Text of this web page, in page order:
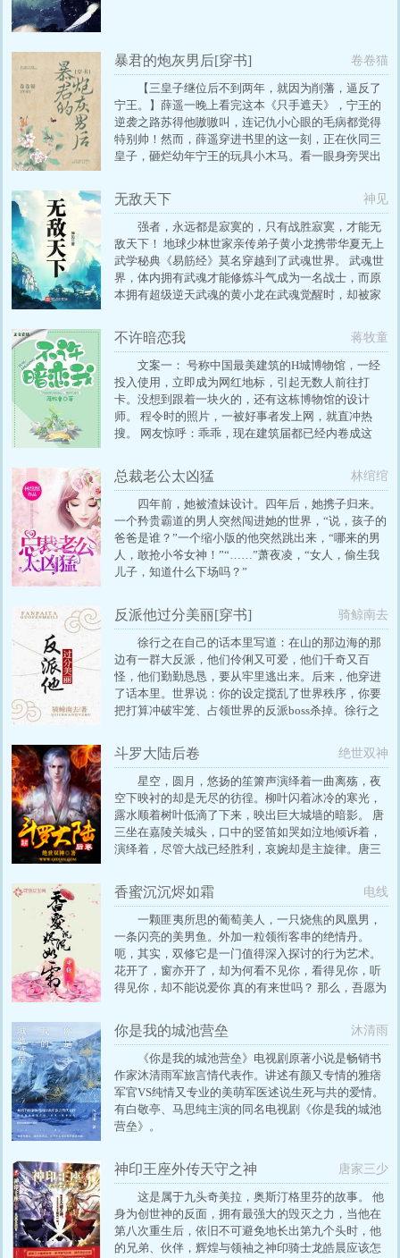
暴君的炮灰男后[穿书] 卷卷猫
【三皇子继位后不到两年，就因为削藩，逼反了
宁王。】薛遥一晚上看完这本《只手遮天》，宁王的
逆袭之路苏得他嗷嗷叫，连记仇小心眼的毛病都觉得
特别帅！然而，薛遥穿进书里的这一刻，正在伙同三
皇子，砸烂幼年宁王的玩具小木马。看一眼身旁哭出
南:①【卖萌日常】【暖心搞笑】【主线任务】为主，
偏群像②龙傲天幼崽饲养守则③十八线炮灰任务洗
白，奖励兑换系统④日常剧情流，只看感情线止步⑤
非全民bl，有位重要配角钢铁直男有老婆⑥【纯架空
不考据】
无敌天下 神见
强者，永远都是寂寞的，只有战胜寂寞，才能无
敌天下！ 地球少林世家亲传弟子黄小龙携带华夏无上
武学秘典《易筋经》莫名穿越到了武魂世界。 武魂世
界，体内拥有武魂才能修炼斗气成为一名战士，而原
本拥有超级逆天武魂的黄小龙在武魂觉醒时，却被家
武魂的黄小龙却一次又一次展露惊人天赋，一次又一
次击败所谓的超级天才，一次又一次让家族和整个武
魂世界震惊！
不许暗恋我 蒋牧童
文案一： 号称中国最美建筑的H城博物馆，一经
投入使用，立即成为网红地标，引起无数人前往打
卡。没想到跟着一块火的，还有这栋博物馆的设计
师。 程令时的照片，一被好事者发上网，就直冲热
搜。 网友惊呼：乖乖，现在建筑届都已经内卷成这
师。 于是网上自称程太太的粉丝异军突起。 直到世界
青年建筑师大奖的颁奖典礼，程令时作为颁奖嘉宾出
席。 一段几秒视频，迅速流传到网上。 男人穿着剪裁
合体的黑西装，站在一个穿着白色露肩礼服裙的女生
对面，他微微弯腰，修长手指在她耳垂轻捏了下后，
俯身凑近。 一时全网沸腾，所有人都对这个女生身份
好奇不已。 文案二： 某乎热帖《多年后再遇初恋，你
来。 直到某一天，程令时那个带着蓝V的帐号，回复
了这个热帖里，某条连一个点赞和回复都没有的沉底
回答。 这条回答是：我们重逢时，他不记得我了。 程
令时回复：我从未忘记过你，程太太。 并非所有的暗
恋，都是无疾而终，偶尔也有幸运者，会听到回响。
邬乔没想到，她就是那个幸运者。 [在这世界角落，容
醒小仙女建筑师 2、建筑职场甜宠文，建筑师CP，涉
及的建筑专业知识，皆是查阅资料，有错误欢迎温油
指出，谢谢 3、夏日小甜糖，本文唯一宗旨，一切向
甜看…
总裁老公太凶猛 林绾绾
四年前，她被渣妹设计。四年后，她携子归来。
一个矜贵霸道的男人突然闯进她的世界，“说，孩子的
爸爸是谁？”一个缩小版的他突然跳出来，“哪来的男
人，敢抢小爷女神！”“……”萧夜凌，“女人，偷生我
儿子，知道什么下场吗？”
反派他过分美丽[穿书] 骑鲸南去
徐行之在自己的话本里写道：在山的那边海的那
边有一群大反派，他们伶俐又可爱，他们千奇又百
怪，他们勤勤恳恳，要从牢里逃出来。后来，他穿进
了话本里。世界说：你的设定搅乱了世界秩序，你要
把打算冲破牢笼、占领世界的反派boss杀掉。徐行之
派是你亲手宠大的师弟，他最听你的话了。徐行之：
……我没写过这样的设定。boss温柔脸：师兄兄，你
喜欢这条金锁链，还是这条银锁链？你慢慢选，我什
么都听你的。徐行之：……我真没写过这样的设定。
——这设定，一切如你所愿。攻受设定：黑莲花美人
师弟攻×真放浪高帅师兄受。年下，美攻帅受，主受
1V1。一句话简介：十年饮冰，难凉热血。…
斗罗大陆后卷 绝世双神
星空，圆月，悠扬的笙箫声演绎着一曲离殇，夜
空下映衬的却是无尽的彷徨。柳叶闪着冰冷的寒光，
露水顺着树叶低滴了下来，映出巨大城墙的暗影。 唐
三坐在嘉陵关城头，口中的竖笛如哭如泣地倾诉着，
演绎着，尽管大战已经胜利，哀婉却是主旋律。唐三
胡列娜跪拜在比比东的墓前，周围是重兵把守，此时
此刻，他们脸上的泪迹还没有干透。
香蜜沉沉烬如霜 电线
一颗匪夷所思的葡萄美人，一只烧焦的凤凰男，
一条闪亮的美男鱼。外加一粒领衔客串的绝情丹。
呃，其实，双修它是一门值得深入探讨的行为艺术。
花开了，窗亦开了，却为何看不见你，看得见你，听
得见你，却不能说爱你 真的有来世吗？ 那么，吾愿为
你是我的城池营垒 沐清雨
《你是我的城池营垒》电视剧原著小说是畅销书
作家沐清雨军旅言情代表作。讲述有颜又专情的雅痞
军官VS纯情又专业的美萌军医述说生死与共的爱情。
有白敬亭、马思纯主演的同名电视剧《你是我的城池
营垒》。
神印王座外传天守之神 唐家三少
这是属于九头奇美拉，奥斯汀格里芬的故事。 他
身为创世神的反面，拥有最强大的毁灭之力，当他在
第八次重生后，依旧不可避免地长出第九个头时，他
的兄弟、伙伴，辉煌与领袖之神印骑士龙皓晨应该怎